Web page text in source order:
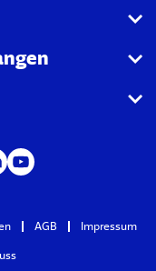
AGB Impressum